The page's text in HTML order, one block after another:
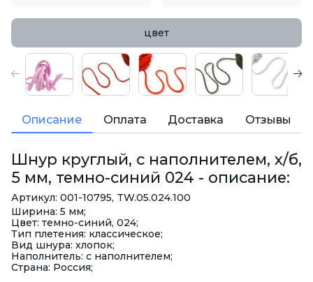
цвет
Описание Оплата Доставка Отзывы
Шнур круглый, с наполнителем, х/б,
5 мм, темно-синий 024 - описание:
Артикул: 001-10795, TW.05.024.100
Ширина: 5 мм;
Цвет: темно-синий, 024;
Тип плетения: классическое;
Вид шнура: хлопок;
Наполнитель: с наполнителем;
Страна: Россия;